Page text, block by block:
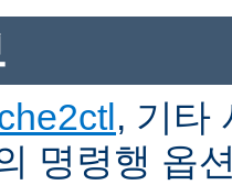
, 기타
명령행 옵